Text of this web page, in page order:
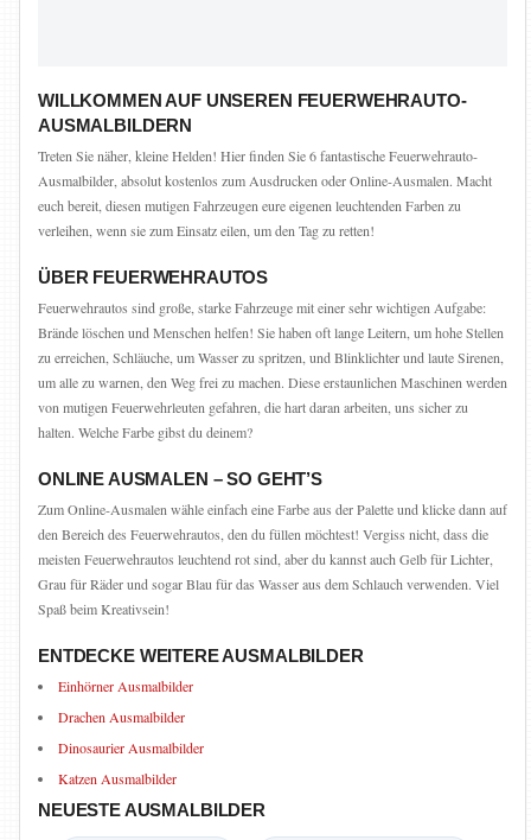
WILLKOMMEN AUF UNSEREN FEUERWEHRAUTO-
AUSMALBILDERN
Treten Sie näher, kleine Helden! Hier finden Sie 6 fantastische Feuerwehrauto-
Ausmalbilder, absolut kostenlos zum Ausdrucken oder Online-Ausmalen. Macht
euch bereit, diesen mutigen Fahrzeugen eure eigenen leuchtenden Farben zu
verleihen, wenn sie zum Einsatz eilen, um den Tag zu retten!
ÜBER FEUERWEHRAUTOS
Feuerwehrautos sind große, starke Fahrzeuge mit einer sehr wichtigen Aufgabe:
Brände löschen und Menschen helfen! Sie haben oft lange Leitern, um hohe Stellen
zu erreichen, Schläuche, um Wasser zu spritzen, und Blinklichter und laute Sirenen,
um alle zu warnen, den Weg frei zu machen. Diese erstaunlichen Maschinen werden
von mutigen Feuerwehrleuten gefahren, die hart daran arbeiten, uns sicher zu
halten. Welche Farbe gibst du deinem?
ONLINE AUSMALEN – SO GEHT’S
Zum Online-Ausmalen wähle einfach eine Farbe aus der Palette und klicke dann auf
den Bereich des Feuerwehrautos, den du füllen möchtest! Vergiss nicht, dass die
meisten Feuerwehrautos leuchtend rot sind, aber du kannst auch Gelb für Lichter,
Grau für Räder und sogar Blau für das Wasser aus dem Schlauch verwenden. Viel
Spaß beim Kreativsein!
ENTDECKE WEITERE AUSMALBILDER
Einhörner Ausmalbilder
Drachen Ausmalbilder
Dinosaurier Ausmalbilder
Katzen Ausmalbilder
NEUESTE AUSMALBILDER